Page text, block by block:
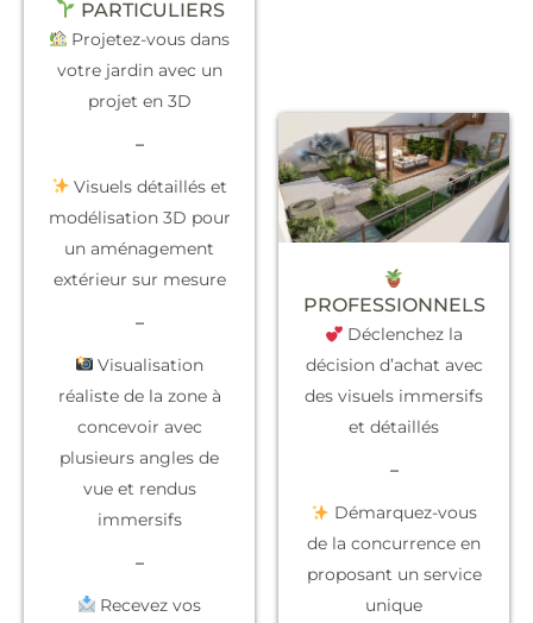
PARTICULIERS
Projetez-vous dans
votre jardin avec un
projet en 3D
–
Visuels détaillés et
modélisation 3D pour
un aménagement
extérieur sur mesure
–
Visualisation
réaliste de la zone à
concevoir avec
plusieurs angles de
vue et rendus
immersifs
–
Recevez vos
PROFESSIONNELS
Déclenchez la
décision d’achat avec
des visuels immersifs
et détaillés
–
Démarquez-vous
de la concurrence en
proposant un service
unique